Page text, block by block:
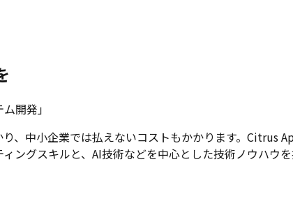
開発」
、中小企業では払えないコストもかかります。Citrus
ングスキルと、AI技術などを中心とした技術ノウハウ